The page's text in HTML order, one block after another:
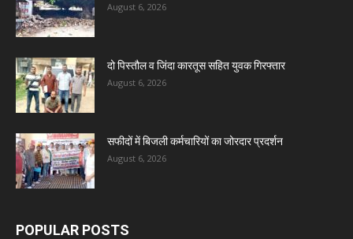
August 6, 2026
दो पिस्तौल व जिंदा कारतूस सहित युवक गिरफ्तार
August 6, 2026
सफीदों में बिजली कर्मचारियों का जोरदार प्रदर्शन
August 6, 2026
POPULAR POSTS